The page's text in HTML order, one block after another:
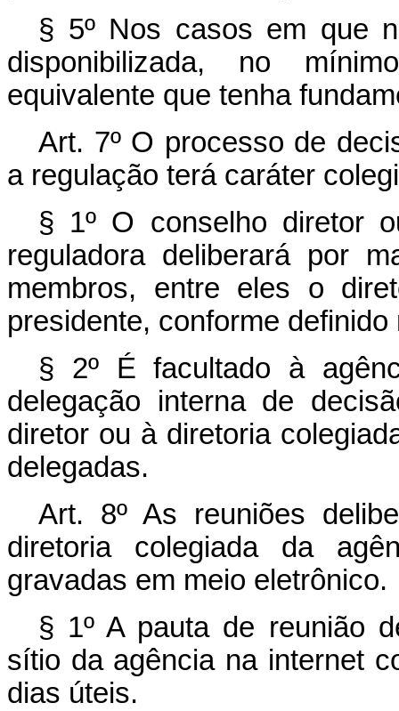
§ 5º Nos casos em que
disponibilizada, no
equivalente que tenha
Art. 7º O processo de
a regulação terá caráter
§ 1º O conselho diretor
reguladora deliberará por
membros, entre eles o
presidente, conforme
§ 2º É facultado à
delegação interna de
diretor ou à diretoria
delegadas.
Art. 8º As reuniões
diretoria colegiada da
gravadas em meio eletrônico.
§ 1º A pauta de reunião
sítio da agência na internet
dias úteis.